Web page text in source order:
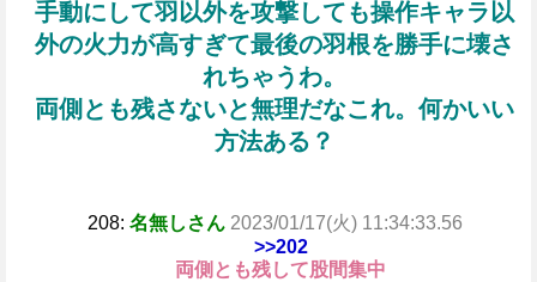
手動にして羽以外を攻撃しても操作キャラ以
外の火力が高すぎて最後の羽根を勝手に壊さ
れちゃうわ。
両側とも残さないと無理だなこれ。何かいい
方法ある？
208: 名無しさん 2023/01/17(火) 11:34:33.56
>>202
両側とも残して股間集中